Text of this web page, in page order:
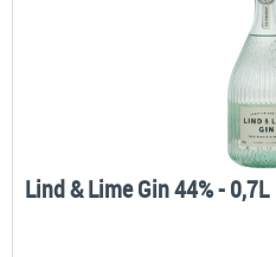
Lind & Lime Gin 44% - 0,7L